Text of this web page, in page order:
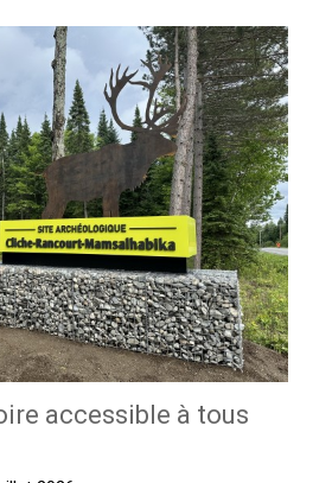
accessible à tous